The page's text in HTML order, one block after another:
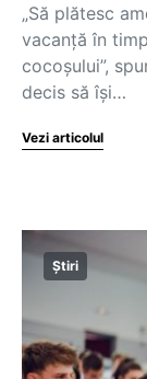
„Să plătesc
vacanță în
cocoșului”,
decis să își…
Vezi articolul
Știri